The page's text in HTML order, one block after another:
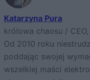
Katarzyna Pura
królowa chaosu /
Od 2010 roku
poddając swojej
wszelkiej maści